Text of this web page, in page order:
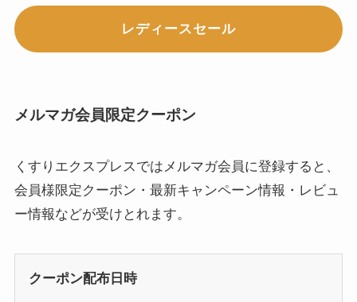
レディースセール
メルマガ会員限定クーポン
くすりエクスプレスではメルマガ会員に登録すると、
会員様限定クーポン・最新キャンペーン情報・レビュ
ー情報などが受けとれます。
クーポン配布日時